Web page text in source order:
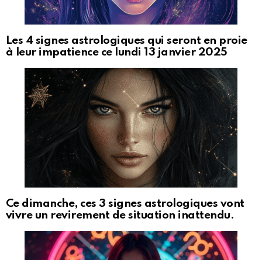
Les 4 signes astrologiques qui seront en proie
à leur impatience ce lundi 13 janvier 2025
Ce dimanche, ces 3 signes astrologiques vont
vivre un revirement de situation inattendu.